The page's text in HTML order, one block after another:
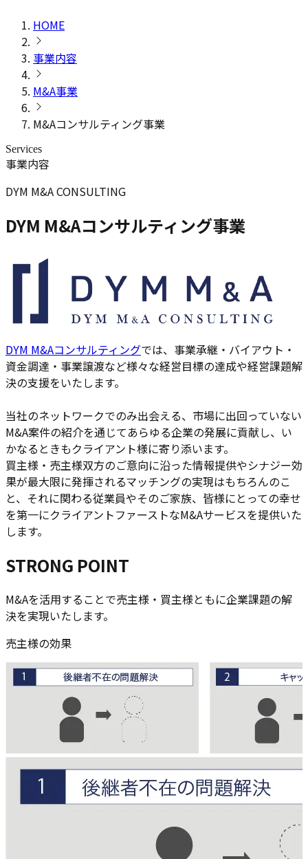
HOME
事業内容
M&A事業
M&Aコンサルティング事業
Services
事業内容
DYM M&A CONSULTING
DYM M&Aコンサルティング事業
DYM M&Aコンサルティングでは、事業承継・バイアウト・
資金調達・事業譲渡など様々な経営目標の達成や経営課題解
決の支援をいたします。
当社のネットワークでのみ出会える、市場に出回っていない
M&A案件の紹介を通じてあらゆる企業の発展に貢献し、い
かなるときもクライアント様に寄り添います。
買主様・売主様双方のご意向に沿った情報提供やシナジー効
果が最大限に発揮されるマッチングの実現はもちろんのこ
と、それに関わる従業員やそのご家族、皆様にとっての幸せ
を第一にクライアントファーストなM&Aサービスを提供いた
します。
STRONG POINT
M&Aを活用することで売主様・買主様ともに企業課題の解
決を実現いたします。
売主様の効果